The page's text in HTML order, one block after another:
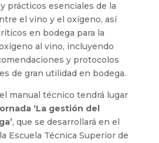
prácticos esenciales de la
el vino y el oxígeno, así
en bodega para la
al vino, incluyendo
y protocolos
de gran utilidad en bodega.
manual técnico tendrá lugar
‘La gestión del
, que se desarrollará en el
Escuela Técnica Superior de